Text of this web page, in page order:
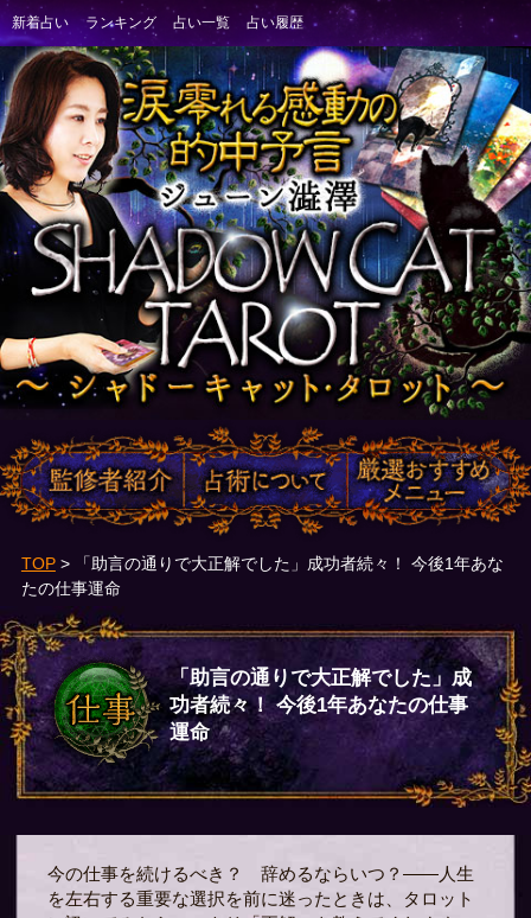
TOP> 「助言の通りで大正解でした」成功者続々！ 今後1年あな
たの仕事運命
「助言の通りで大正解でした」成
功者続々！ 今後1年あなたの仕事
運命
今の仕事を続けるべき？ 辞めるならいつ？――人生
を左右する重要な選択を前に迷ったときは、タロット